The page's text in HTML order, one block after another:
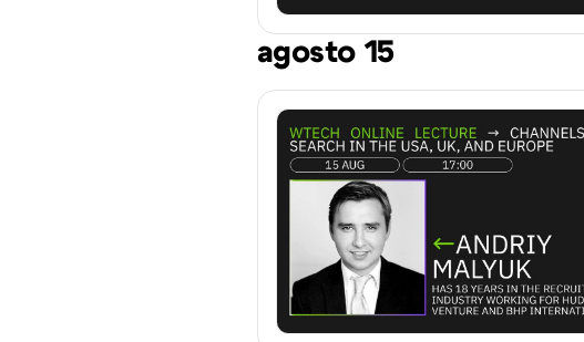
agosto 15